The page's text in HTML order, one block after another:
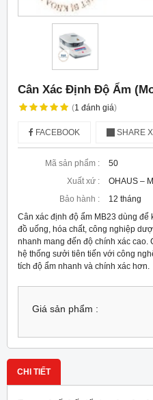
Cân Xác Định Độ Ẩm
(1 đánh giá)
FACEBOOK SHARE X
Mã sản phẩm :
50
Xuất xứ :
OHAUS –
Bảo hành :
12 tháng
Cân xác định độ ẩm MB23 dùng
đồ uống, hóa chất, công nghiệp
nhanh mang đến độ chính xác cao.
hệ thống sưởi tiên tiến với công
tích độ ẩm nhanh và chính xác hơn.
Giá sản phẩm :
CHI TIẾT